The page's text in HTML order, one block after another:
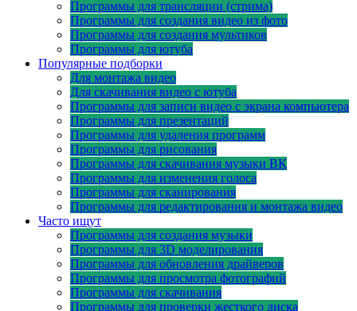
Программы для трансляции (стрима)
Программы для создания видео из фото
Программы для создания мультиков
Программы для ютуба
Популярные подборки
Для монтажа видео
Для скачивания видео с ютуба
Программы для записи видео с экрана компьютера
Программы для презентаций
Программы для удаления программ
Программы для рисования
Программы для скачивания музыки ВК
Программы для изменения голоса
Программы для сканирования
Программы для редактирования и монтажа видео
Часто ищут
Программы для создания музыки
Программы для 3D моделирования
Программы для обновления драйверов
Программы для просмотра фотографий
Программы для скачивания
Программы для проверки жесткого диска